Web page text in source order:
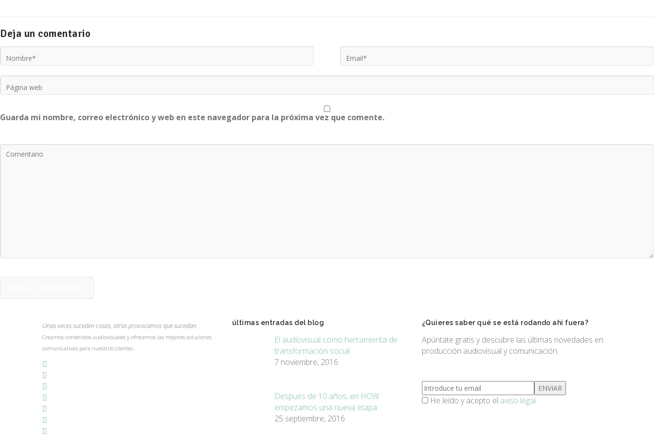
Deja un comentario
Guarda mi nombre, correo electrónico y web en este navegador para la próxima vez que comente.
Unas veces suceden cosas, otras provocamos que sucedan.
Creamos contenidos audiovisuales y ofrecemos las mejores soluciones
comunicativas para nuestros clientes.
últimas entradas del blog
El audiovisual como herramienta de
transformación social
7 noviembre, 2016
Después de 10 años, en HOW
empezamos una nueva etapa
25 septiembre, 2016
¿Quieres saber qué se está rodando ahi fuera?
Apúntate gratis y descubre las últimas novedades en
producción audiovisual y comunicación.
He leído y acepto el aviso legal.